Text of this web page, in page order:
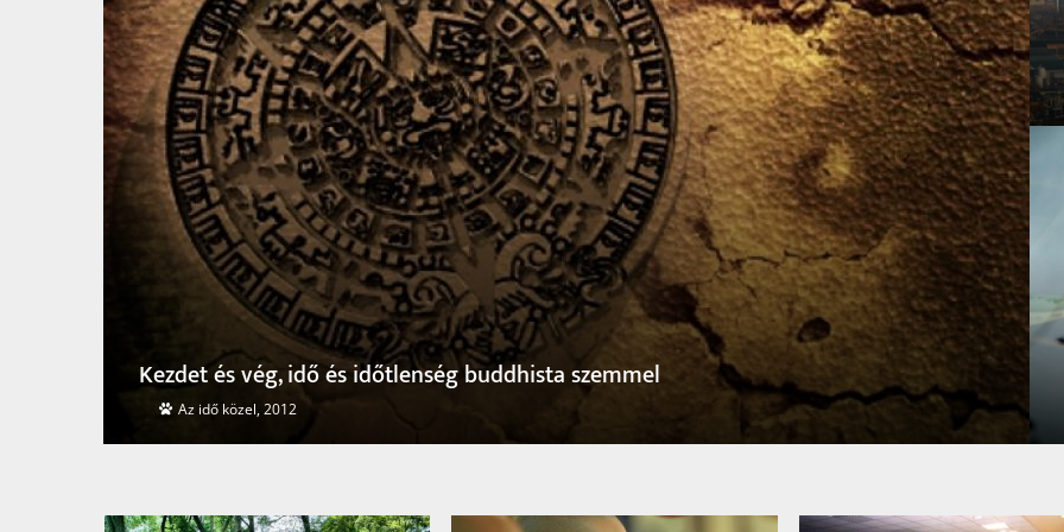
Halandó lét, halhatatlan élet
Dharma 14. sz., 2015